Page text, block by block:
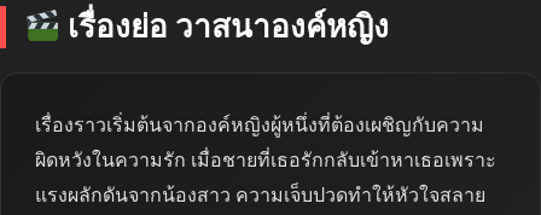
เรื่องย่อ วาสนาองค์หญิง
เรื่องราวเริ่มต้นจากองค์หญิงผู้หนึ่งที่ต้องเผชิญกับความ
ผิดหวังในความรัก เมื่อชายที่เธอรักกลับเข้าหาเธอเพราะ
แรงผลักดันจากน้องสาว ความเจ็บปวดทำให้หัวใจสลาย